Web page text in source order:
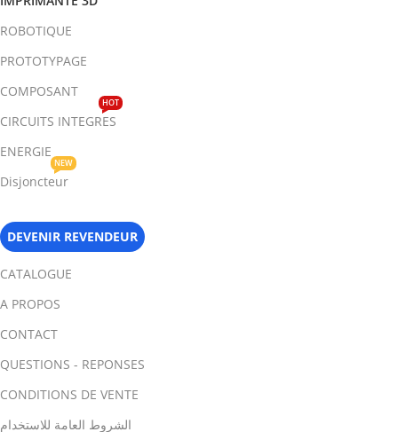
ROBOTIQUE
PROTOTYPAGE
COMPOSANT
CIRCUITS INTEGRES
HOT
ENERGIE
Disjoncteur
NEW
DEVENIR REVENDEUR
CATALOGUE
A PROPOS
CONTACT
QUESTIONS - REPONSES
CONDITIONS DE VENTE
الشروط العامة للاستخدام